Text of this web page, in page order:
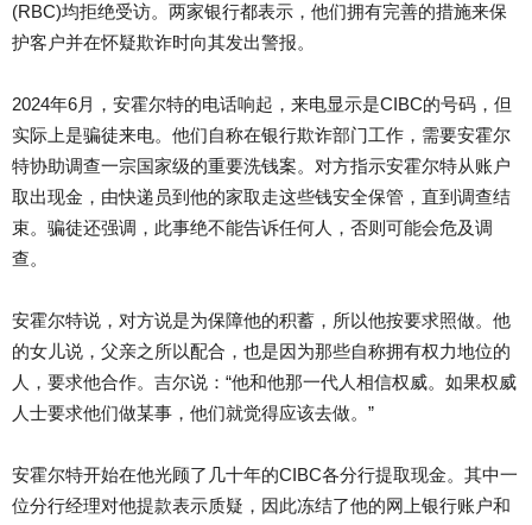
(RBC)均拒绝受访。两家银行都表示，他们拥有完善的措施来保
护客户并在怀疑欺诈时向其发出警报。
2024年6月，安霍尔特的电话响起，来电显示是CIBC的号码，但
实际上是骗徒来电。他们自称在银行欺诈部门工作，需要安霍尔
特协助调查一宗国家级的重要洗钱案。对方指示安霍尔特从账户
取出现金，由快递员到他的家取走这些钱安全保管，直到调查结
束。骗徒还强调，此事绝不能告诉任何人，否则可能会危及调
查。
安霍尔特说，对方说是为保障他的积蓄，所以他按要求照做。他
的女儿说，父亲之所以配合，也是因为那些自称拥有权力地位的
人，要求他合作。吉尔说：“他和他那一代人相信权威。如果权威
人士要求他们做某事，他们就觉得应该去做。”
安霍尔特开始在他光顾了几十年的CIBC各分行提取现金。其中一
位分行经理对他提款表示质疑，因此冻结了他的网上银行账户和